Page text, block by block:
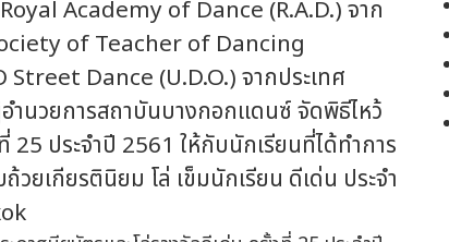
Academy of Dance (R.A.D.) จาก
of Teacher of Dancing
Street Dance (U.D.O.) จากประเทศ
ำนวยการสถาบันบางกอกแดนซ์ จัดพิธีไหว้
25 ประจำปี 2561 ให้กับนักเรียนที่ได้ทำการ
ยเกียรตินิยม โล่ เข็มนักเรียน ดีเด่น ประจำ